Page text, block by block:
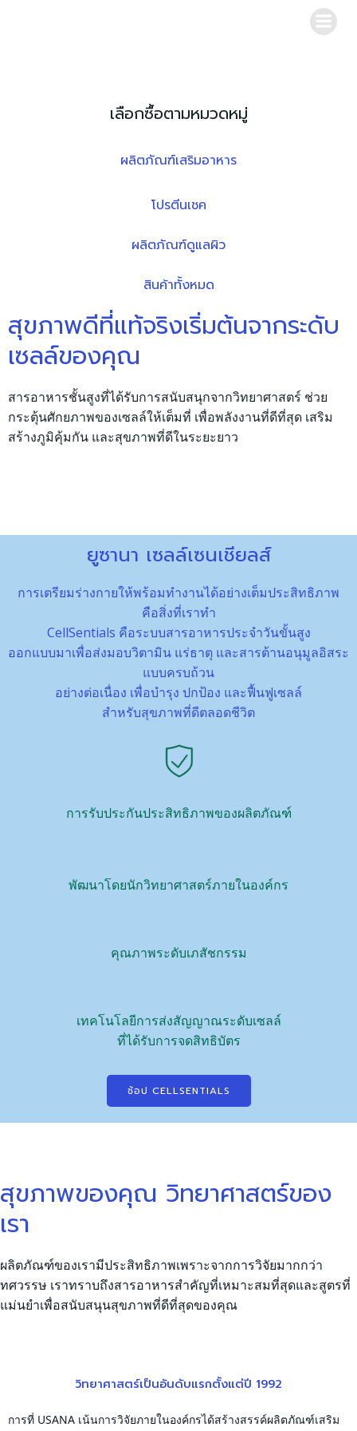
เลือกซื้อตามหมวดหมู่
ผลิตภัณฑ์เสริมอาหาร
โปรตีนเชค
ผลิตภัณฑ์ดูแลผิว
สินค้าทั้งหมด
สุขภาพดีที่แท้จริงเริ่มต้นจากระดับ
เซลล์ของคุณ
สารอาหารชั้นสูงที่ได้รับการสนับสนุกจากวิทยาศาสตร์ ช่วย
กระตุ้นศักยภาพของเซลล์ให้เต็มที่ เพื่อพลังงานที่ดีที่สุด เสริม
สร้างภูมิคุ้มกัน และสุขภาพที่ดีในระยะยาว
ยูซานา เซลล์เซนเชียลส์
การเตรียมร่างกายให้พร้อมทำงานได้อย่างเต็มประสิทธิภาพ
คือสิ่งที่เราทำ
CellSentials คือระบบสารอาหารประจำวันขั้นสูง
ออกแบบมาเพื่อส่งมอบวิตามิน แร่ธาตุ และสารต้านอนุมูลอิสระ
แบบครบถ้วน
อย่างต่อเนื่อง เพื่อบำรุง ปกป้อง และฟื้นฟูเซลล์
สำหรับสุขภาพที่ดีตลอดชีวิต
การรับประกันประสิทธิภาพของผลิตภัณฑ์
พัฒนาโดยนักวิทยาศาสตร์ภายในองค์กร
คุณภาพระดับเภสัชกรรม
เทคโนโลยีการส่งสัญญาณระดับเซลล์
ที่ได้รับการจดสิทธิบัตร
ช้อป CELLSENTIALS
สุขภาพของคุณ วิทยาศาสตร์ของ
เรา
ผลิตภัณฑ์ของเรามีประสิทธิภาพเพราะจากการวิจัยมากกว่า
ทศวรรษ เราทราบถึงสารอาหารสำคัญที่เหมาะสมที่สุดและสูตรที่
แม่นยำเพื่อสนับสนุนสุขภาพที่ดีที่สุดของคุณ
วิทยาศาสตร์เป็นอันดับแรกตั้งแต่ปี 1992
การที่ USANA เน้นการวิจัยภายในองค์กรได้สร้างสรรค์ผลิตภัณฑ์เสริม